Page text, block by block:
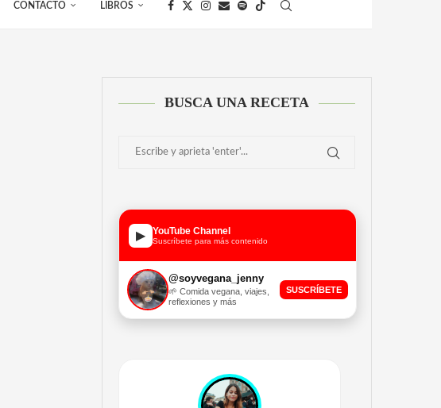
CONTACTO LIBROS
BUSCA UNA RECETA
▶ YouTube Channel
Suscríbete para más contenido
@soyvegana_jenny
🌱 Comida vegana, viajes,
reflexiones y más
SUSCRÍBETE